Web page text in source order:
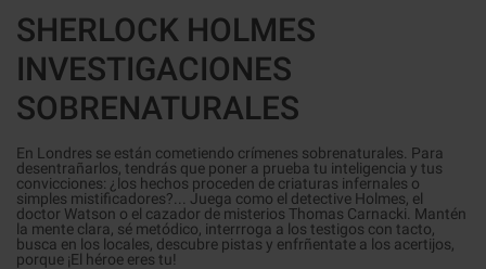
SHERLOCK HOLMES
INVESTIGACIONES
SOBRENATURALES
En Londres se están cometiendo crímenes sobrenaturales. Para
desentrañarlos, tendrás que poner a prueba tu inteligencia y tus
convicciones: ¿los hechos proceden de criaturas infernales o
simples mistificadores?... Juega como el detective Holmes, el
doctor Watson o el cazador de misterios Thomas Carnacki. Mantén
la mente clara, sé metódico, interrroga a los testigos con tacto,
busca en los locales, descubre pistas y enfrñentate a los acertijos,
porque ¡El héroe eres tu!